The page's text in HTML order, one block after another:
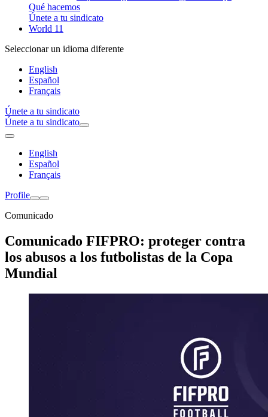
Qué hacemos
Únete a tu sindicato
World 11
Seleccionar un idioma diferente
English
Español
Français
Únete a tu sindicato
Únete a tu sindicato
English
Español
Français
Profile
Comunicado
Comunicado FIFPRO: proteger contra
los abusos a los futbolistas de la Copa
Mundial